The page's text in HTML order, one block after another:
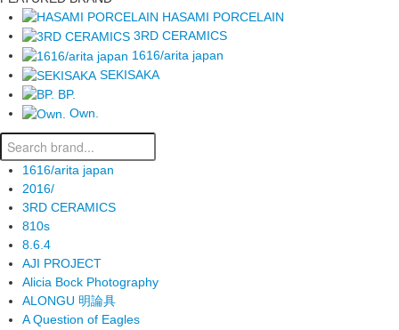
HASAMI PORCELAIN
3RD CERAMICS
1616/arita japan
SEKISAKA
BP.
Own.
1616/arita japan
2016/
3RD CERAMICS
810s
8.6.4
AJI PROJECT
Alicia Bock Photography
ALONGU 明論具
A Question of Eagles